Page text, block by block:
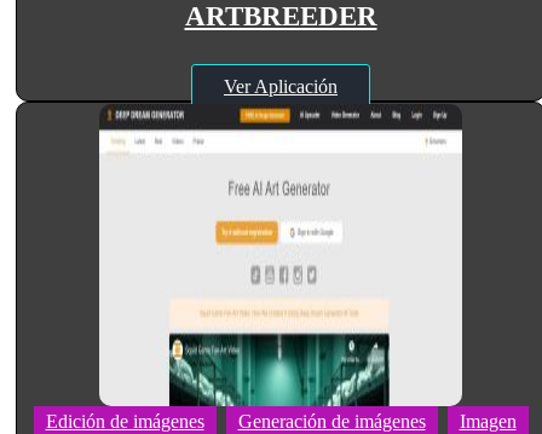
ARTBREEDER
Ver Aplicación
Edición de imágenes Generación de imágenes Imagen